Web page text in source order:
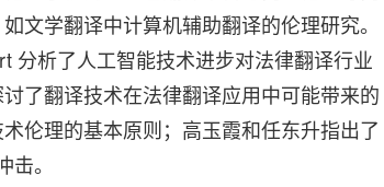
文学翻译中计算机辅助翻译的伦理研究。
分析了人工智能技术进步对法律翻译行业
了翻译技术在法律翻译应用中可能带来的
伦理的基本原则；高玉霞和任东升指出了
。